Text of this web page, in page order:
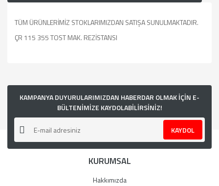
TÜM ÜRÜNLERİMİZ STOKLARIMIZDAN SATIŞA SUNULMAKTADIR.
ÇR 115 355 TOST MAK. REZİSTANSI
kullanarak tarafımıza iletebilirsiniz.
Görüş ve önerileriniz için teşekkür ederiz.
Ürün resmi kalitesiz, bozuk veya görüntülenemiyor.
Ürün açıklamasında eksik bilgiler bulunuyor.
Ürün bilgilerinde hatalar bulunuyor.
Ürün fiyatı diğer sitelerden daha pahalı.
KAMPANYA DUYURULARIMIZDAN HABERDAR OLMAK İÇİN E-
BÜLTENİMİZE KAYDOLABİLİRSİNİZ!
KAYDOL
KURUMSAL
Hakkımızda